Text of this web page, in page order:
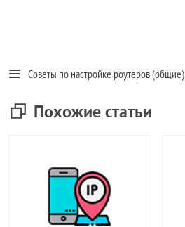
Советы по настройке роутеров (общие)
Похожие статьи